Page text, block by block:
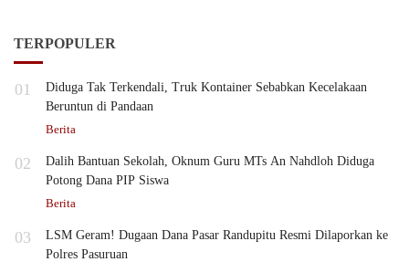
TERPOPULER
01
Diduga Tak Terkendali, Truk Kontainer Sebabkan Kecelakaan
Beruntun di Pandaan
Berita
02
Dalih Bantuan Sekolah, Oknum Guru MTs An Nahdloh Diduga
Potong Dana PIP Siswa
Berita
03
LSM Geram! Dugaan Dana Pasar Randupitu Resmi Dilaporkan ke
Polres Pasuruan